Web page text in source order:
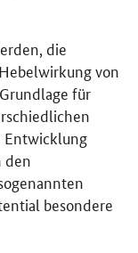
die
von
für
Entwicklung
den
besondere